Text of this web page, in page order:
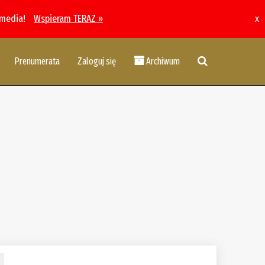
Wspieram TERAZ » x
Prenumerata Zaloguj się Archiwum